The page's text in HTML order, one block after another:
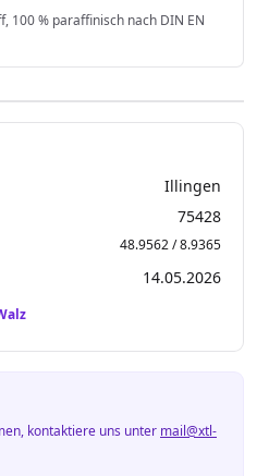
100 % paraffinisch nach DIN EN
Illingen
75428
48.9562 / 8.9365
14.05.2026
kontaktiere uns unter mail@xtl-